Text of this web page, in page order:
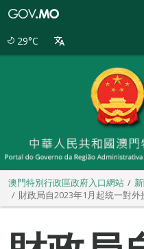
29°C
澳門特別行政區政府入口網站
財政局自2023年1月起統一對外